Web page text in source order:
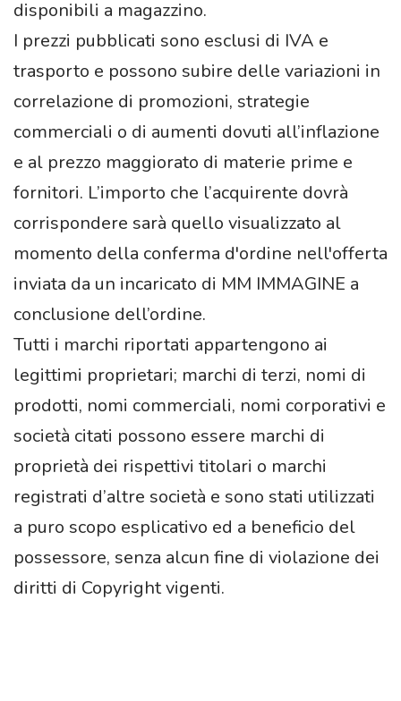
disponibili a magazzino.
I prezzi pubblicati sono esclusi di IVA e
trasporto e possono subire delle variazioni in
correlazione di promozioni, strategie
commerciali o di aumenti dovuti all’inflazione
e al prezzo maggiorato di materie prime e
fornitori. L’importo che l’acquirente dovrà
corrispondere sarà quello visualizzato al
momento della conferma d'ordine nell'offerta
inviata da un incaricato di MM IMMAGINE a
conclusione dell’ordine.
Tutti i marchi riportati appartengono ai
legittimi proprietari; marchi di terzi, nomi di
prodotti, nomi commerciali, nomi corporativi e
società citati possono essere marchi di
proprietà dei rispettivi titolari o marchi
registrati d’altre società e sono stati utilizzati
a puro scopo esplicativo ed a beneficio del
possessore, senza alcun fine di violazione dei
diritti di Copyright vigenti.